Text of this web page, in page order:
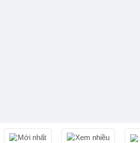
Mới nhất Xem nhiều